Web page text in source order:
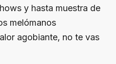
y hasta muestra de
melómanos
agobiante, no te vas